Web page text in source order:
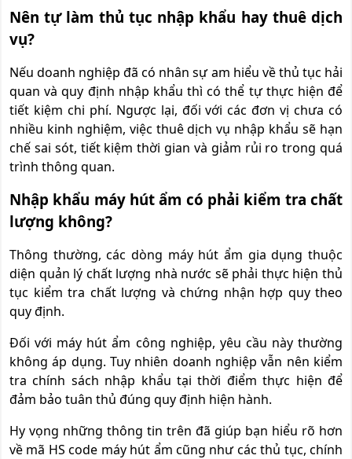
Nên tự làm thủ tục nhập khẩu hay thuê dịch
vụ?
Nếu doanh nghiệp đã có nhân sự am hiểu về thủ tục hải
quan và quy định nhập khẩu thì có thể tự thực hiện để
tiết kiệm chi phí. Ngược lại, đối với các đơn vị chưa có
nhiều kinh nghiệm, việc thuê dịch vụ nhập khẩu sẽ hạn
chế sai sót, tiết kiệm thời gian và giảm rủi ro trong quá
trình thông quan.
Nhập khẩu máy hút ẩm có phải kiểm tra chất
lượng không?
Thông thường, các dòng máy hút ẩm gia dụng thuộc
diện quản lý chất lượng nhà nước sẽ phải thực hiện thủ
tục kiểm tra chất lượng và chứng nhận hợp quy theo
quy định.
Đối với máy hút ẩm công nghiệp, yêu cầu này thường
không áp dụng. Tuy nhiên doanh nghiệp vẫn nên kiểm
tra chính sách nhập khẩu tại thời điểm thực hiện để
đảm bảo tuân thủ đúng quy định hiện hành.
Hy vọng những thông tin trên đã giúp bạn hiểu rõ hơn
về mã HS code máy hút ẩm cũng như các thủ tục, chính